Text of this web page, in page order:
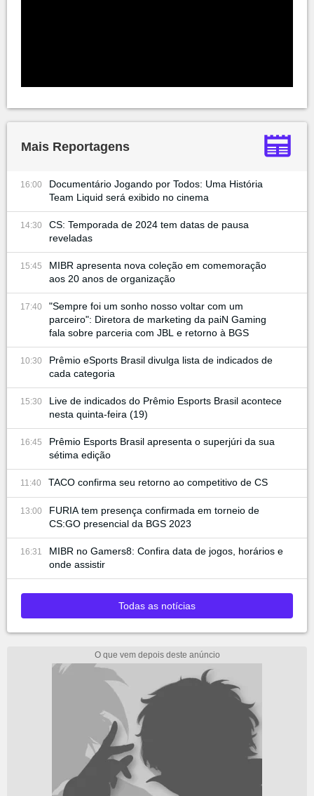
Mais Reportagens
16:00
Documentário Jogando por Todos: Uma História
Team Liquid será exibido no cinema
14:30
CS: Temporada de 2024 tem datas de pausa
reveladas
15:45
MIBR apresenta nova coleção em comemoração
aos 20 anos de organização
17:40
"Sempre foi um sonho nosso voltar com um
parceiro": Diretora de marketing da paiN Gaming
fala sobre parceria com JBL e retorno à BGS
10:30
Prêmio eSports Brasil divulga lista de indicados de
cada categoria
15:30
Live de indicados do Prêmio Esports Brasil acontece
nesta quinta-feira (19)
16:45
Prêmio Esports Brasil apresenta o superjúri da sua
sétima edição
11:40 TACO confirma seu retorno ao competitivo de CS
13:00
FURIA tem presença confirmada em torneio de
CS:GO presencial da BGS 2023
16:31
MIBR no Gamers8: Confira data de jogos, horários e
onde assistir
Todas as notícias